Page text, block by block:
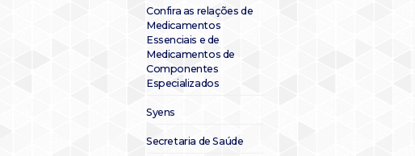
Confira as relações de
Medicamentos
Essenciais e de
Medicamentos de
Componentes
Especializados
Syens
Secretaria de Saúde